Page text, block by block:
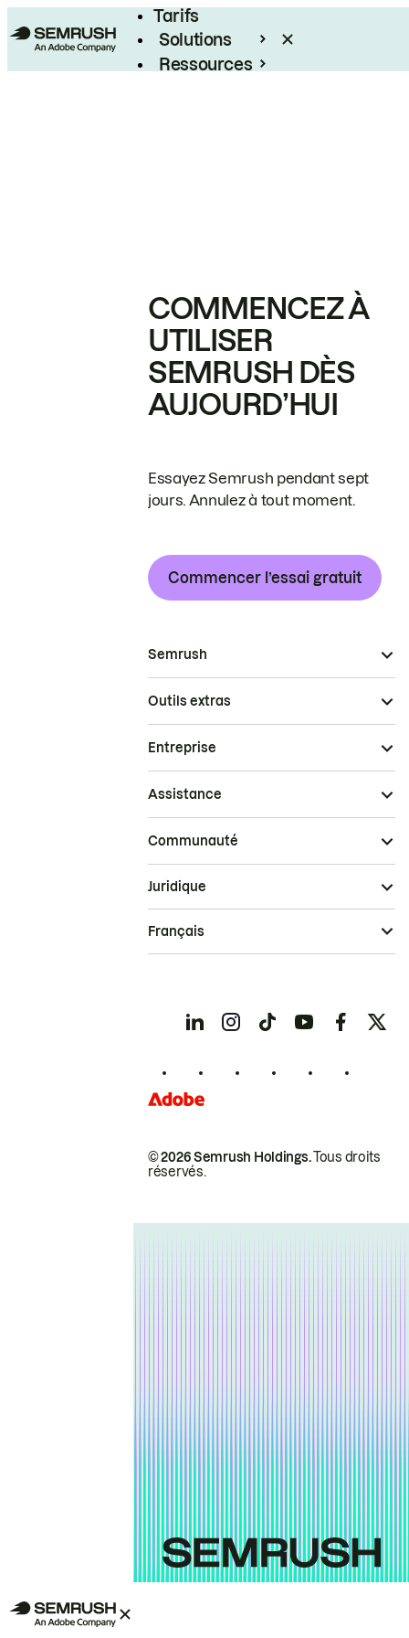
Tarifs
Solutions
Ressources
COMMENCEZ À
UTILISER
SEMRUSH DÈS
AUJOURD’HUI
Essayez Semrush pendant sept
jours. Annulez à tout moment.
Commencer l’essai gratuit
Semrush
Outils extras
Entreprise
Assistance
Communauté
© 2026 Semrush Holdings.Tous droits
réservés.
Juridique
Français